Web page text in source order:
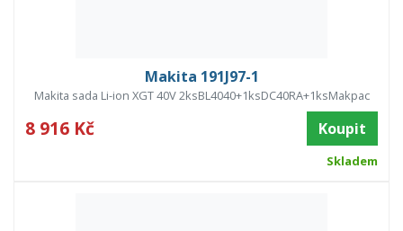
Makita 191J97-1
Makita sada Li-ion XGT 40V 2ksBL4040+1ksDC40RA+1ksMakpac
8 916 Kč Koupit
Skladem